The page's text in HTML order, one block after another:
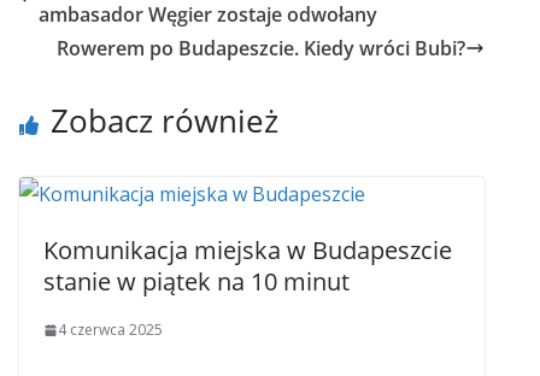
ambasador Węgier zostaje odwołany
Rowerem po Budapeszcie. Kiedy wróci Bubi?
Zobacz również
Komunikacja miejska w Budapeszcie
stanie w piątek na 10 minut
4 czerwca 2025